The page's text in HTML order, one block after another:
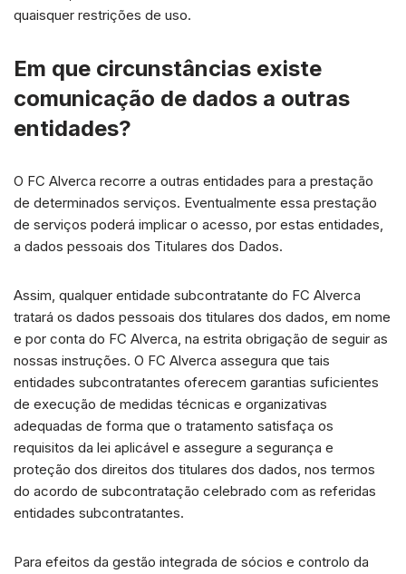
quaisquer restrições de uso.
Em que circunstâncias existe
comunicação de dados a outras
entidades?
O FC Alverca recorre a outras entidades para a prestação
de determinados serviços. Eventualmente essa prestação
de serviços poderá implicar o acesso, por estas entidades,
a dados pessoais dos Titulares dos Dados.
Assim, qualquer entidade subcontratante do FC Alverca
tratará os dados pessoais dos titulares dos dados, em nome
e por conta do FC Alverca, na estrita obrigação de seguir as
nossas instruções. O FC Alverca assegura que tais
entidades subcontratantes oferecem garantias suficientes
de execução de medidas técnicas e organizativas
adequadas de forma que o tratamento satisfaça os
requisitos da lei aplicável e assegure a segurança e
proteção dos direitos dos titulares dos dados, nos termos
do acordo de subcontratação celebrado com as referidas
entidades subcontratantes.
Para efeitos da gestão integrada de sócios e controlo da